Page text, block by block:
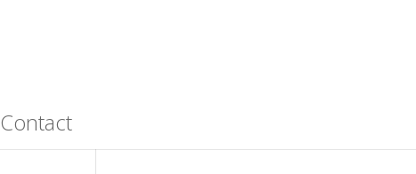
Contact